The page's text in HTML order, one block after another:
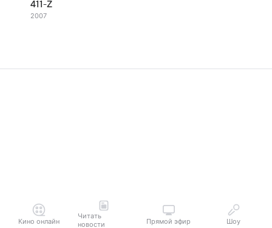
411-Z
2007
Кино онлайн
Читать
новости
Прямой эфир Шоу